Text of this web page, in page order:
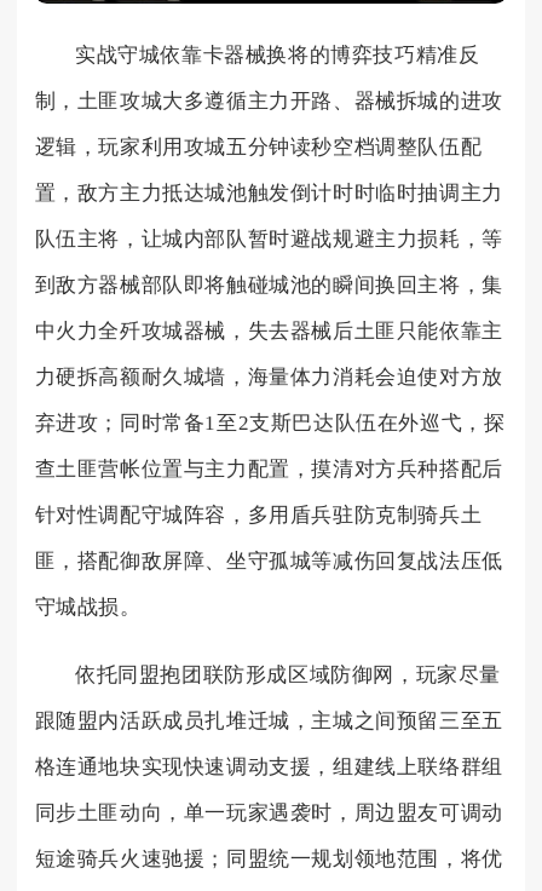
实战守城依靠卡器械换将的博弈技巧精准反
制，土匪攻城大多遵循主力开路、器械拆城的进攻
逻辑，玩家利用攻城五分钟读秒空档调整队伍配
置，敌方主力抵达城池触发倒计时时临时抽调主力
队伍主将，让城内部队暂时避战规避主力损耗，等
到敌方器械部队即将触碰城池的瞬间换回主将，集
中火力全歼攻城器械，失去器械后土匪只能依靠主
力硬拆高额耐久城墙，海量体力消耗会迫使对方放
弃进攻；同时常备1至2支斯巴达队伍在外巡弋，探
查土匪营帐位置与主力配置，摸清对方兵种搭配后
针对性调配守城阵容，多用盾兵驻防克制骑兵土
匪，搭配御敌屏障、坐守孤城等减伤回复战法压低
守城战损。
依托同盟抱团联防形成区域防御网，玩家尽量
跟随盟内活跃成员扎堆迁城，主城之间预留三至五
格连通地块实现快速调动支援，组建线上联络群组
同步土匪动向，单一玩家遇袭时，周边盟友可调动
短途骑兵火速驰援；同盟统一规划领地范围，将优